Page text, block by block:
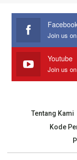
Youtube
Join us
Tentang Kami
Kode